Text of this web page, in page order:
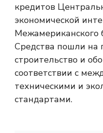
кредитов
экономической
Межамериканского
Средства пошли на
строительство и
соответствии с
техническими и
стандартами.